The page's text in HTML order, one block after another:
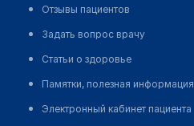
Отзывы пациентов
Задать вопрос врачу
Статьи о здоровье
Памятки, полезная информация
Электронный кабинет пациента